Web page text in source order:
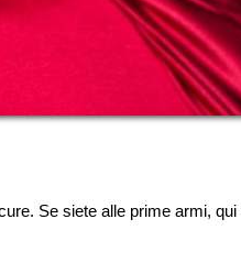
Se siete alle prime armi,